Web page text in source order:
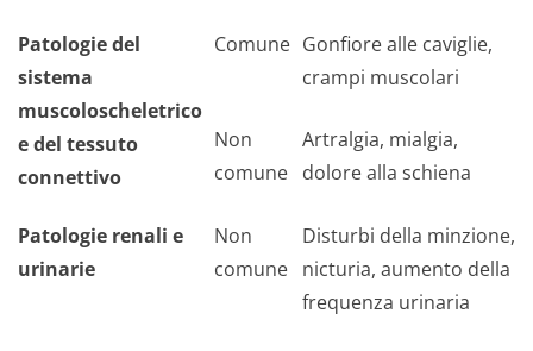
Patologie del
sistema
muscoloscheletrico
e del tessuto
connettivo
Comune Gonfiore alle caviglie,
crampi muscolari
Non
comune
Artralgia, mialgia,
dolore alla schiena
Patologie renali e
urinarie
Non
comune
Disturbi della minzione,
nicturia, aumento della
frequenza urinaria